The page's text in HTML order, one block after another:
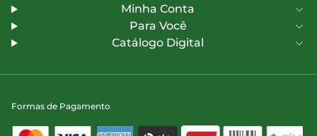
Minha Conta
Para Você
Catálogo Digital
Formas de Pagamento